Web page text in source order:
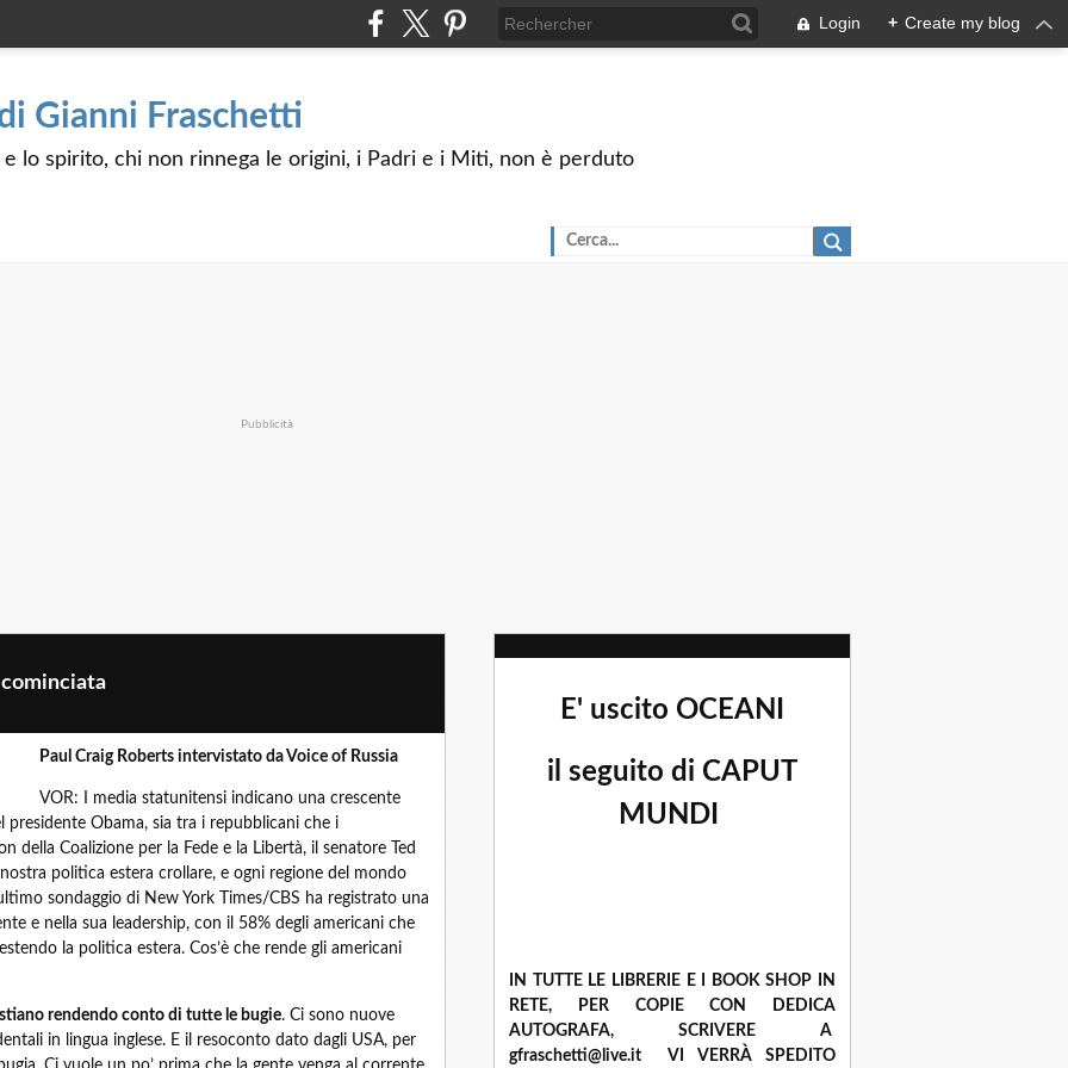
Login + Create my blog
Gianni Fraschetti
e lo spirito, chi non rinnega le origini, i Padri e i Miti, non è perduto
Pubblicità
cominciata
Paul Craig Roberts intervistato da Voice of Russia
VOR: I media statunitensi indicano una crescente
Obama, sia tra i repubblicani che i
della Coalizione per la Fede e la Libertà, il senatore Ted
politica estera crollare, e ogni regione del mondo
sondaggio di New York Times/CBS ha registrato una
e nella sua leadership, con il 58% degli americani che
la politica estera. Cos’è che rende gli americani
rendendo conto di tutte le bugie. Ci sono nuove
in lingua inglese. E il resoconto dato dagli USA, per
E' uscito OCEANI
il seguito di CAPUT
MUNDI
IN TUTTE LE LIBRERIE E I BOOK SHOP IN
RETE, PER COPIE CON DEDICA
AUTOGRAFA, SCRIVERE A
gfraschetti@live.it VI VERRÀ SPEDITO